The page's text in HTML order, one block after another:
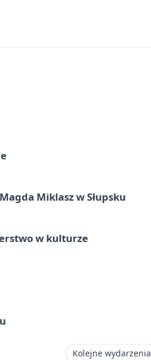
Miklasz w Słupsku
w kulturze
Kolejne wydarzenia